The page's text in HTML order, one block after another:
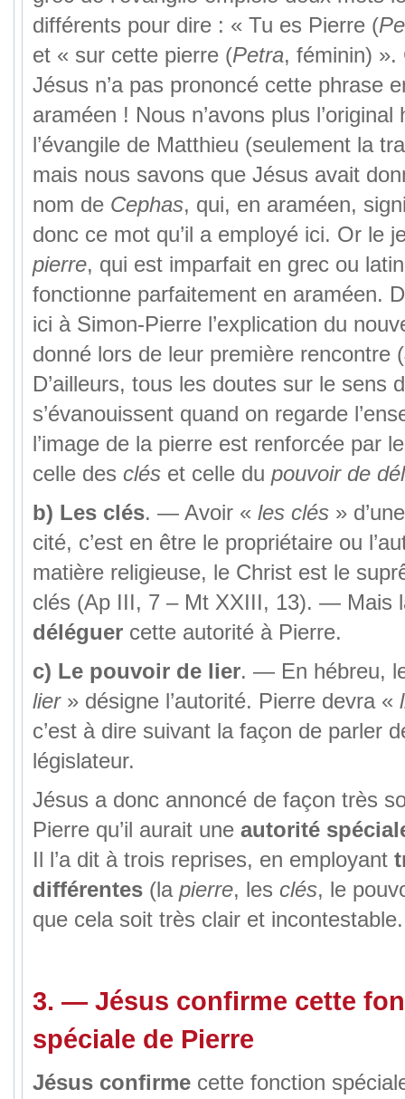
différents pour dire : « Tu es Pierre (
et « sur cette pierre (Petra, féminin) ».
Jésus n’a pas prononcé cette phrase
araméen ! Nous n’avons plus
l’évangile de Matthieu (seulement la
mais nous savons que Jésus avait
nom de Cephas, qui, en araméen,
donc ce mot qu’il a employé ici. Or le
pierre, qui est imparfait en grec ou
fonctionne parfaitement en araméen.
ici à Simon-Pierre l’explication du
donné lors de leur première
D’ailleurs, tous les doutes sur le sens
s’évanouissent quand on regarde
l’image de la pierre est renforcée par
celle des cléset celle du pouvoir de
b) Les clés. — Avoir « les clés»
cité, c’est en être le propriétaire ou
matière religieuse, le Christ est le
clés (Ap III, 7 – Mt XXIII, 13). — Mais
déléguercette autorité à Pierre.
c) Le pouvoir de lier. — En hébreu,
lier» désigne l’autorité. Pierre devra «
c’est à dire suivant la façon de parler
législateur.
Jésus a donc annoncé de façon très
Pierre qu’il aurait une autorité
Il l’a dit à trois reprises, en employant
différentes(la pierre, les clés, le
que cela soit très clair et incontestable.
3. — Jésus confirme cette
spéciale de Pierre
Jésus confirmecette fonction